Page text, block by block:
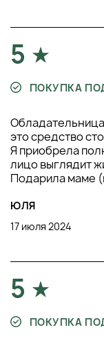
5
ПОКУПКА
это средство
Я приобрела
лицо выглядит
Подарила маме
ЮЛЯ
17 июля 2024
5
ПОКУПКА